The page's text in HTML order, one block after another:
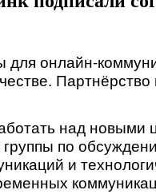
онлайн-
над новыми
по
и